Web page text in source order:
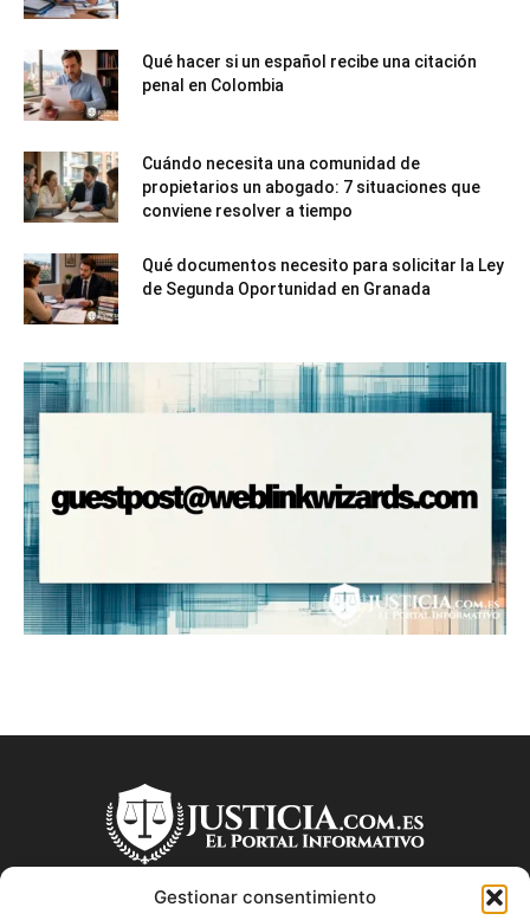
Gestionar consentimiento
Qué hacer si un español recibe una citación
penal en Colombia
Cuándo necesita una comunidad de
propietarios un abogado: 7 situaciones que
conviene resolver a tiempo
Qué documentos necesito para solicitar la Ley
de Segunda Oportunidad en Granada